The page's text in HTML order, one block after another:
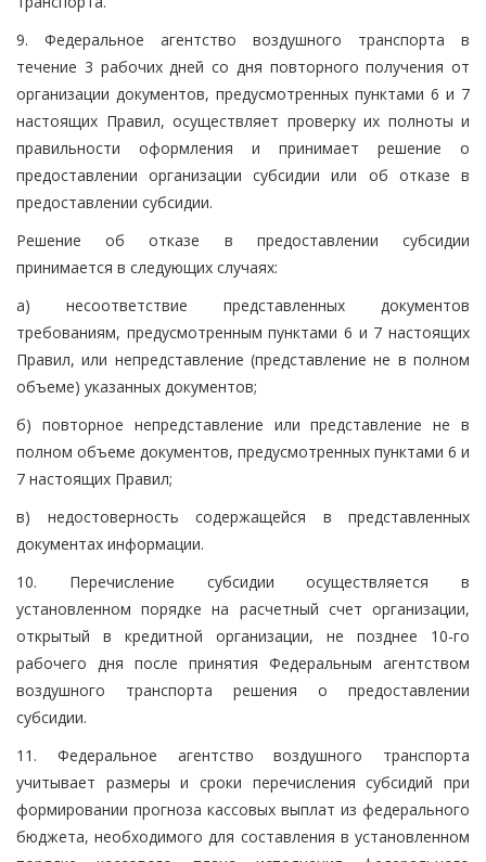
9. Федеральное агентство воздушного транспорта в
течение 3 рабочих дней со дня повторного получения от
организации документов, предусмотренных пунктами 6 и 7
настоящих Правил, осуществляет проверку их полноты и
правильности оформления и принимает решение о
предоставлении организации субсидии или об отказе в
предоставлении субсидии.
Решение об отказе в предоставлении субсидии
принимается в следующих случаях:
а) несоответствие представленных документов
требованиям, предусмотренным пунктами 6 и 7 настоящих
Правил, или непредставление (представление не в полном
объеме) указанных документов;
б) повторное непредставление или представление не в
полном объеме документов, предусмотренных пунктами 6 и
7 настоящих Правил;
в) недостоверность содержащейся в представленных
документах информации.
10. Перечисление субсидии осуществляется в
установленном порядке на расчетный счет организации,
открытый в кредитной организации, не позднее 10-го
рабочего дня после принятия Федеральным агентством
воздушного транспорта решения о предоставлении
субсидии.
11. Федеральное агентство воздушного транспорта
учитывает размеры и сроки перечисления субсидий при
формировании прогноза кассовых выплат из федерального
бюджета, необходимого для составления в установленном